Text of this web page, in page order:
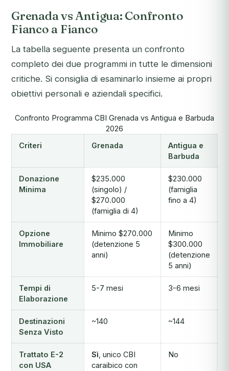
Grenada vs Antigua: Confronto
Fianco a Fianco
La tabella seguente presenta un confronto
completo dei due programmi in tutte le dimensioni
critiche. Si consiglia di esaminarlo insieme ai propri
obiettivi personali e aziendali specifici.
Confronto Programma CBI Grenada vs Antigua e Barbuda
2026
Criteri
Grenada
Antigua e
Barbuda
Donazione
Minima
$235.000
(singolo) /
$270.000
(famiglia di 4)
$230.000
(famiglia
fino a 4)
Opzione
Immobiliare
Minimo $270.000
(detenzione 5
anni)
Minimo
$300.000
(detenzione
5 anni)
Tempi di
Elaborazione
5-7 mesi 3-6 mesi
Destinazioni
Senza Visto
~140 ~144
Trattato E-2
con USA
Sì , unico CBI
caraibico con
No